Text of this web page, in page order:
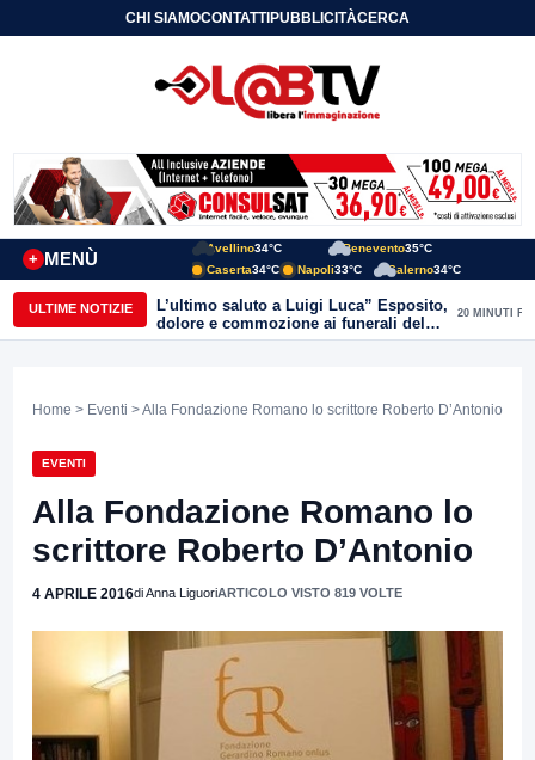
CHI SIAMOCONTATTIPUBBLICITÀCERCA
MENÙ
+
Avellino34°C Benevento35°C
Caserta34°C Napoli33°C Salerno34°C
ULTIME NOTIZIE
L’ultimo saluto a Luigi Luca” Esposito,
dolore e commozione ai funerali del
giornalista ucciso
20 MINUTI FA
Home > Eventi > Alla Fondazione Romano lo scrittore Roberto D’Antonio
EVENTI
Alla Fondazione Romano lo
scrittore Roberto D’Antonio
4 APRILE 2016di Anna LiguoriARTICOLO VISTO 819 VOLTE